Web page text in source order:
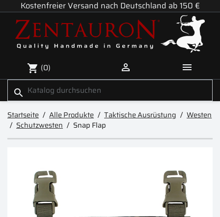
Kostenfreier Versand nach Deutschland ab 150 €
shopping_cart (0)  
search
Startseite Alle Produkte Taktische Ausrüstung
Westen
Schutzwesten
Snap Flap